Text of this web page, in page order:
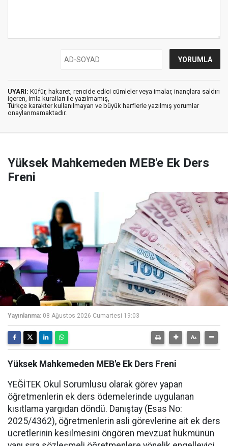
UYARI: Küfür, hakaret, rencide edici cümleler veya imalar, inançlara saldırı
içeren, imla kuralları ile yazılmamış,
Türkçe karakter kullanılmayan ve büyük harflerle yazılmış yorumlar
onaylanmamaktadır.
Yüksek Mahkemeden MEB'e Ek Ders
Freni
Yayınlanma: 08 Ağustos 2026 Cumartesi 19:03
Yüksek Mahkemeden MEB'e Ek Ders Freni
YEĞİTEK Okul Sorumlusu olarak görev yapan
öğretmenlerin ek ders ödemelerinde uygulanan
kısıtlama yargıdan döndü. Danıştay (Esas No:
2025/4362), öğretmenlerin asli görevlerine ait ek ders
ücretlerinin kesilmesini öngören mevzuat hükmünün